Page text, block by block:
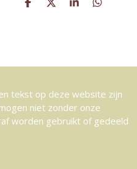
D
D
S
D
tekst op deze website zijn
niet zonder onze
worden gebruikt of gedeeld